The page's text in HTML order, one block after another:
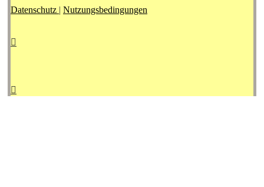
Datenschutz | Nutzungsbedingungen